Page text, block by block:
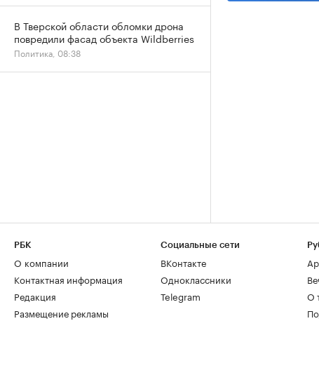
В Тверской области обломки дрона
повредили фасад объекта Wildberries
Политика, 08:38
РБК
О компании
Контактная информация
Редакция
Размещение рекламы
Социальные сети
ВКонтакте
Одноклассники
Telegram
О